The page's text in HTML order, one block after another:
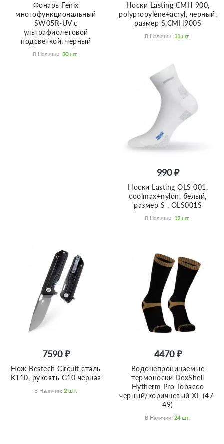
Фонарь Fenix
многофункциональный
SW05R-UV с
ультрафиолетовой
подсветкой, черный
В Наличии: 20 Шт.
Носки Lasting CMH 900,
polypropylene+acryl, черный,
размер S,CMH900S
В Наличии: 11 Шт.
990 ₽
Носки Lasting OLS 001,
coolmax+nylon, белый,
размер S , OLS001S
В Наличии: 12 Шт.
7590 ₽
Нож Bestech Circuit сталь
K110, рукоять G10 черная
В Наличии: 2 Шт.
4470 ₽
Водонепроницаемые
термоноски DexShell
Hytherm Pro Tobacco
черный/коричневый XL (47-
49)
В Наличии: 24 Шт.